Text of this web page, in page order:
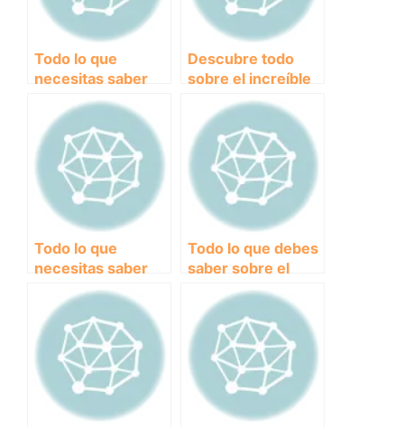
Todo lo que
necesitas saber
sobre el cariñoso
Golden Retriever
Descubre todo
sobre el increíble
Pastor Alemán:
Características,
cuidados y
curiosidades
Todo lo que
necesitas saber
sobre el
encantador
Labradoodle
Todo lo que debes
saber sobre el
encantador
caniche:
Características,
cuidados y
curiosidades